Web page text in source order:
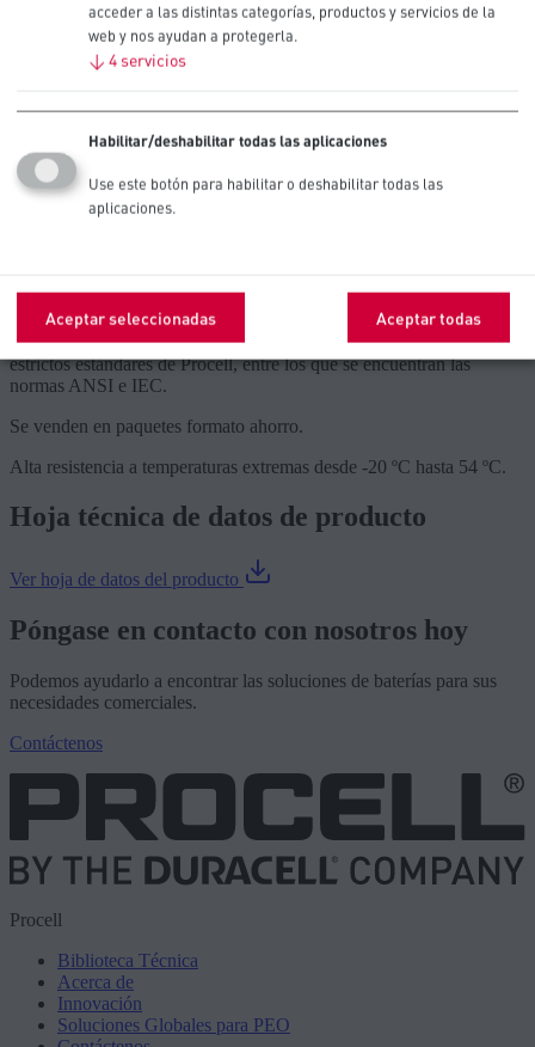
Recomendadas para dispositivos
profesionales de bajo consumo
Cerraduras
Sensores
Diseño, seguridad, fabricación y cualificación de acuerdo con los
estrictos estándares de Procell, entre los que se encuentran las
normas ANSI e IEC.
Se venden en paquetes formato ahorro.
Alta resistencia a temperaturas extremas desde -20 ºC hasta 54 ºC.
Hoja técnica de datos de producto
Ver hoja de datos del producto
Póngase en contacto con nosotros hoy
Podemos ayudarlo a encontrar las soluciones de baterías para sus
necesidades comerciales.
Contáctenos
Procell
Biblioteca Técnica
Acerca de
Innovación
Soluciones Globales para PEO
acceder a las distintas categorías, productos y servicios de la
web y nos ayudan a protegerla.
↓ 4 servicios
Habilitar/deshabilitar todas las aplicaciones
Use este botón para habilitar o deshabilitar todas las
aplicaciones.
Aceptar seleccionadas Aceptar todas